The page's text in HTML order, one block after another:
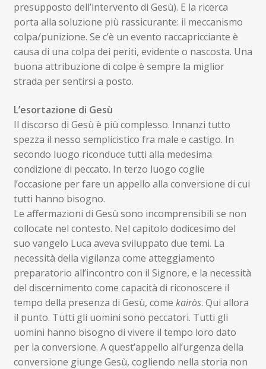
presupposto dell’intervento di Gesù). E la ricerca
porta alla soluzione più rassicurante: il meccanismo
colpa/punizione. Se c’è un evento raccapricciante è
causa di una colpa dei periti, evidente o nascosta. Una
buona attribuzione di colpe è sempre la miglior
strada per sentirsi a posto.
L’esortazione di Gesù
Il discorso di Gesù è più complesso. Innanzi tutto
spezza il nesso semplicistico fra male e castigo. In
secondo luogo riconduce tutti alla medesima
condizione di peccato. In terzo luogo coglie
l’occasione per fare un appello alla conversione di cui
tutti hanno bisogno.
Le affermazioni di Gesù sono incomprensibili se non
collocate nel contesto. Nel capitolo dodicesimo del
suo vangelo Luca aveva sviluppato due temi. La
necessità della vigilanza come atteggiamento
preparatorio all’incontro con il Signore, e la necessità
del discernimento come capacità di riconoscere il
tempo della presenza di Gesù, come kairòs. Qui allora
il punto. Tutti gli uomini sono peccatori. Tutti gli
uomini hanno bisogno di vivere il tempo loro dato
per la conversione. A quest’appello all’urgenza della
conversione giunge Gesù, cogliendo nella storia non